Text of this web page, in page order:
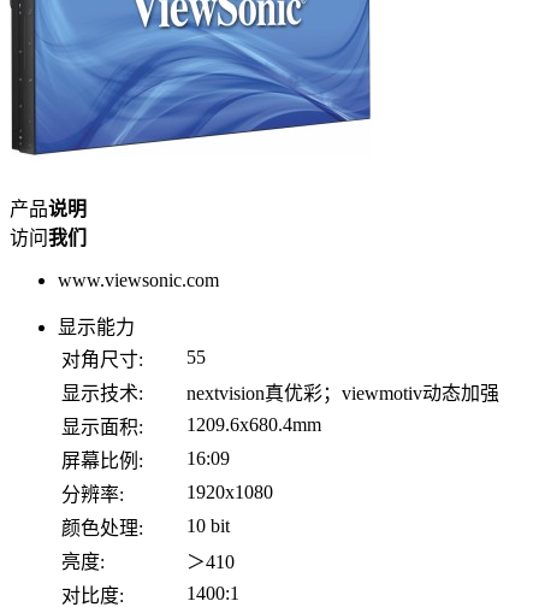
产品说明
访问我们
www.viewsonic.com
显示能力
对角尺寸:
55
显示技术:
nextvision真优彩；viewmotiv动态加强
显示面积:
1209.6x680.4mm
屏幕比例:
16:09
分辨率:
1920x1080
颜色处理:
10 bit
亮度:
＞410
对比度:
1400:1